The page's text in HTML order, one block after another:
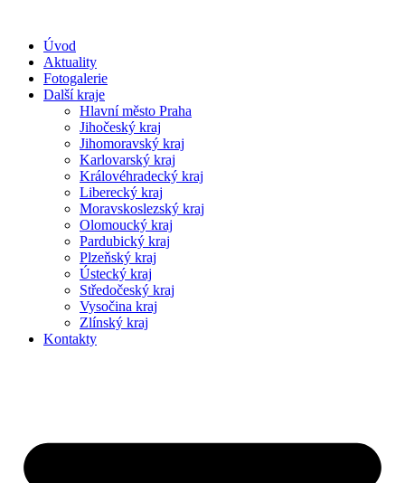
Úvod
Aktuality
Fotogalerie
Další kraje
Hlavní město Praha
Jihočeský kraj
Jihomoravský kraj
Karlovarský kraj
Královéhradecký kraj
Liberecký kraj
Moravskoslezský kraj
Olomoucký kraj
Pardubický kraj
Plzeňský kraj
Ústecký kraj
Středočeský kraj
Vysočina kraj
Zlínský kraj
Kontakty